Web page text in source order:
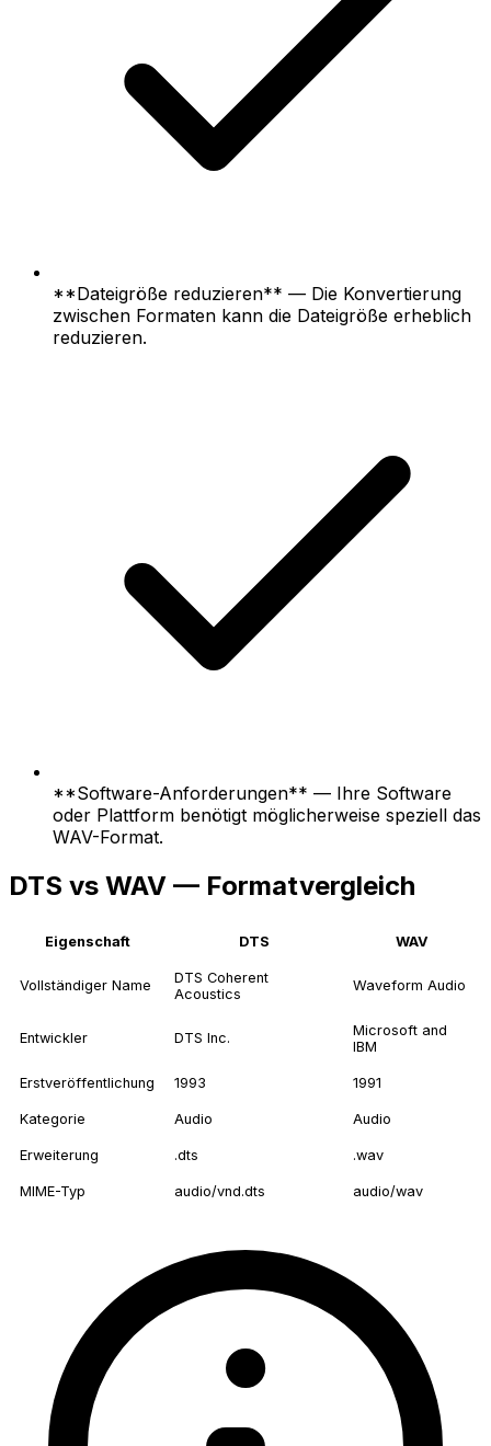
**Dateigröße reduzieren** — Die Konvertierung
zwischen Formaten kann die Dateigröße erheblich
reduzieren.
**Software-Anforderungen** — Ihre Software
oder Plattform benötigt möglicherweise speziell das
WAV-Format.
DTS vs WAV — Formatvergleich
Eigenschaft DTS WAV
Vollständiger Name
DTS Coherent
Acoustics
Waveform Audio
Entwickler DTS Inc.
Microsoft and
IBM
Erstveröffentlichung 1993 1991
Kategorie Audio Audio
Erweiterung .dts .wav
MIME-Typ audio/vnd.dts audio/wav